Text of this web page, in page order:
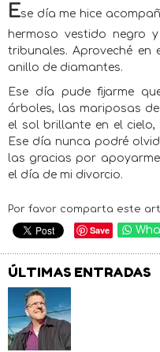
Ese día me hice
hermoso vestido negro
tribunales. Aproveché en
anillo de diamantes.
Ese día pude fijarme
árboles, las mariposas
el sol brillante en el
Ese día nunca podré
las gracias por
el día de mi divorcio.
Por favor comparta este
Save
ÚLTIMAS ENTRADAS